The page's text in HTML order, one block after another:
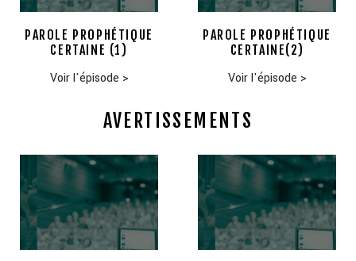
PAROLE PROPHÉTIQUE
CERTAINE (1)
Voir l'épisode >
PAROLE PROPHÉTIQUE
CERTAINE(2)
Voir l'épisode >
AVERTISSEMENTS